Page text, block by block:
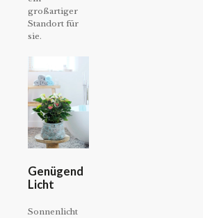
großartiger
Standort für
sie.
Genügend
Licht
Sonnenlicht